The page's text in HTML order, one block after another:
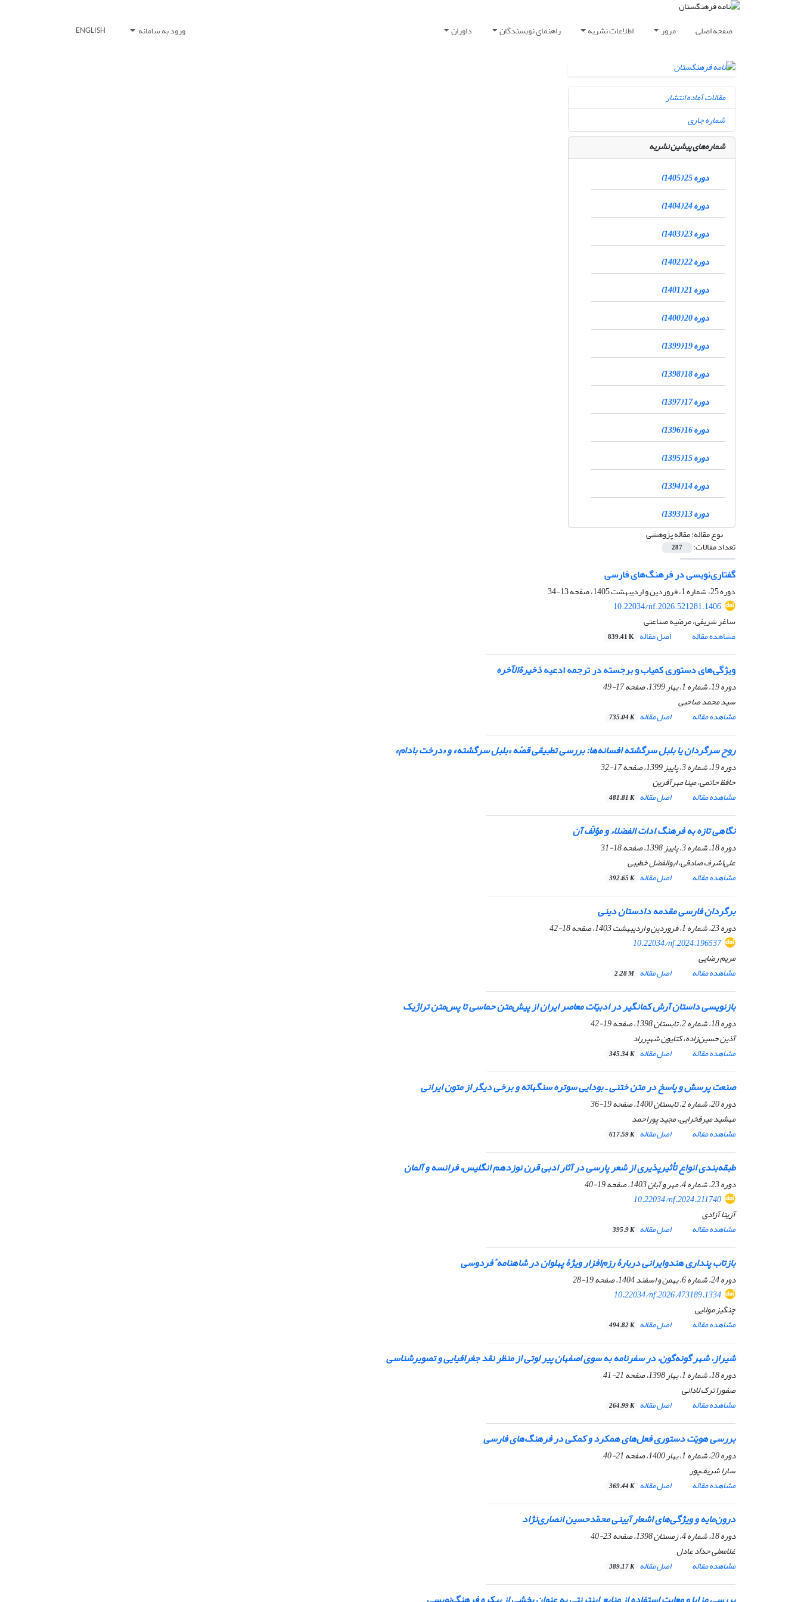
صفحه اصلی مرور اطلاعات نشریه راهنمای نویسندگان داوران ورود به سامانه ENGLISH
نوع مقاله:مقاله پژوهشی
تعداد مقالات: 287
گفتاری‌نویسی در فرهنگ‌های فارسی
دوره 25، شماره 1، فروردین و اردیبهشت 1405، صفحه
13-34
10.22034/nf.2026.521281.1406
ساغر شریفی، مرضیه صناعتی
مشاهده مقاله
اصل مقاله 839.41 K
ویژگی‌های دستوری کمیاب و برجسته در ترجمه ادعیهذخیرة‌الآخره
دوره 19، شماره 1، بهار 1399، صفحه
17-49
سید محمد صاحبی
مشاهده مقاله
اصل مقاله 735.04 K
روح سرگردان یا بلبل سرگشته افسانه‌ها: بررسی تطبیقی قصّه «بلبل سرگشته» و «درخت بادام»
دوره 19، شماره 3، پاییز 1399، صفحه
17-32
حافظ حاتمی، مینا مهرآفرین
مشاهده مقاله
اصل مقاله 481.81 K
نگاهی تازه به فرهنگادات الفضلاءو مؤلّف آن
دوره 18، شماره 3، پاییز 1398، صفحه
18-31
علی‌اشرف صادقی، ابوالفضل خطیبی
مشاهده مقاله
اصل مقاله 392.65 K
برگردان فارسی مقدمه دادستان دینی
دوره 23، شماره 1، فروردین و اردیبهشت 1403، صفحه
18-42
10.22034/nf.2024.196537
مریم رضایی
مشاهده مقاله
اصل مقاله 2.28 M
بازنویسی داستان آرش کمانگیر در ادبیّات معاصر ایران از پیش‌متن حماسی تا پس‌متن تراژیک
دوره 18، شماره 2، تابستان 1398، صفحه
19-42
آذین حسین‌زاده، کتایون شهپرراد
مشاهده مقاله
اصل مقاله 345.34 K
صنعت پرسش و پاسخ در متن ختنی ـ بودایی سوتره سنگهاته و برخی دیگر از متون ایرانی
دوره 20، شماره 2، تابستان 1400، صفحه
19-36
مهشید میرفخرایی، مجید پوراحمد
مشاهده مقاله
اصل مقاله 617.59 K
طبقه‌‌‌بندی انواع تأثیرپذیری از شعر پارسی در آثار ادبی قرن نوزدهم انگلیس، فرانسه و آلمان
دوره 23، شماره 4، مهر و آبان 1403، صفحه
19-40
10.22034/nf.2024.211740
آزیتا آزادی
مشاهده مقاله
اصل مقاله 395.9 K
بازتاب پنداری هندوایرانی دربارۀ رزم‌افزار ویژۀ پهلوان در شاهنامهٔفردوسی
دوره 24، شماره 6، بهمن و اسفند 1404، صفحه
19-28
10.22034/nf.2026.473189.1334
چنگیز مولایی
مشاهده مقاله
اصل مقاله 494.82 K
شیراز، شهر گونه‌گون، در سفرنامهبه سوی اصفهانپیر لوتی از منظر نقد جغرافیایی و تصویرشناسی
دوره 18، شماره 1، بهار 1398، صفحه
21-41
صفورا ترک لادانی
مشاهده مقاله
اصل مقاله 264.99 K
بررسی هویّت دستوری فعل‌های همکرد و کمکی در فرهنگ‌های فارسی
دوره 20، شماره 1، بهار 1400، صفحه
21-40
سارا شریف‌پور
مشاهده مقاله
اصل مقاله 369.44 K
درون‌مایه و ویژگی‌های اشعار آیینی محمّدحسین انصاری‌نژاد
دوره 18، شماره 4، زمستان 1398، صفحه
23-40
غلامعلی حدّاد عادل
مشاهده مقاله
اصل مقاله 389.17 K
مقالات آماده انتشار
شماره جاری
شماره‌های پیشین نشریه
دوره 25 (1405)
دوره 24 (1404)
دوره 23 (1403)
دوره 22 (1402)
دوره 21 (1401)
دوره 20 (1400)
دوره 19 (1399)
دوره 18 (1398)
دوره 17 (1397)
دوره 16 (1396)
دوره 15 (1395)
دوره 14 (1394)
دوره 13 (1393)